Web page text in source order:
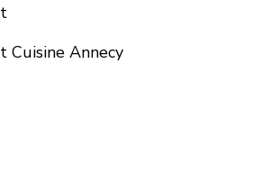
Cuisine Annecy